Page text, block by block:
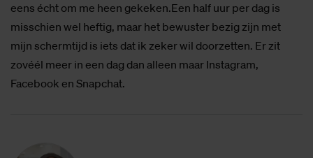
eens écht om me heen gekeken.Een half uur per dag is
misschien wel heftig, maar het bewuster bezig zijn met
mijn schermtijd is iets dat ik zeker wil doorzetten. Er zit
zovéél meer in een dag dan alleen maar Instagram,
Facebook en Snapchat.